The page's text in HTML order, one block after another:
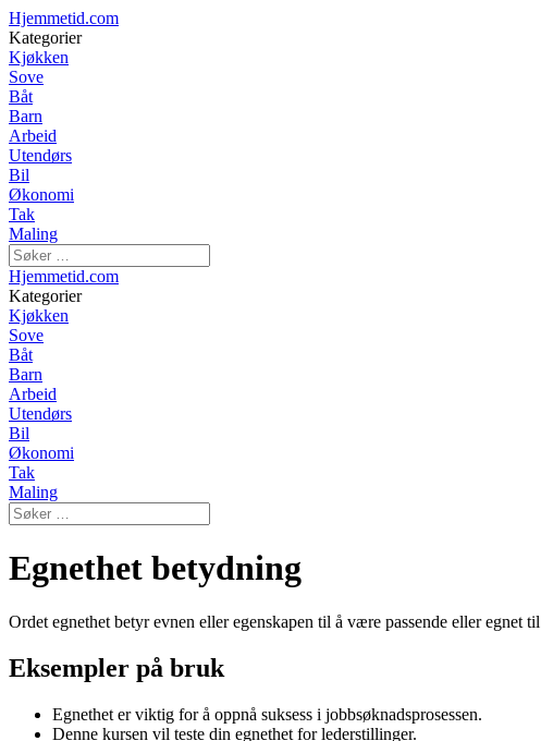
Hjemmetid.com
Kategorier
Kjøkken
Sove
Båt
Barn
Arbeid
Utendørs
Bil
Økonomi
Tak
Maling
Hjemmetid.com
Kategorier
Kjøkken
Sove
Båt
Barn
Arbeid
Utendørs
Bil
Økonomi
Tak
Maling
Egnethet betydning
Ordet egnethet betyr evnen eller egenskapen til å være passende eller
Eksempler på bruk
Egnethet er viktig for å oppnå suksess i jobbsøknadsprosessen.
Denne kursen vil teste din egnethet for lederstillinger.